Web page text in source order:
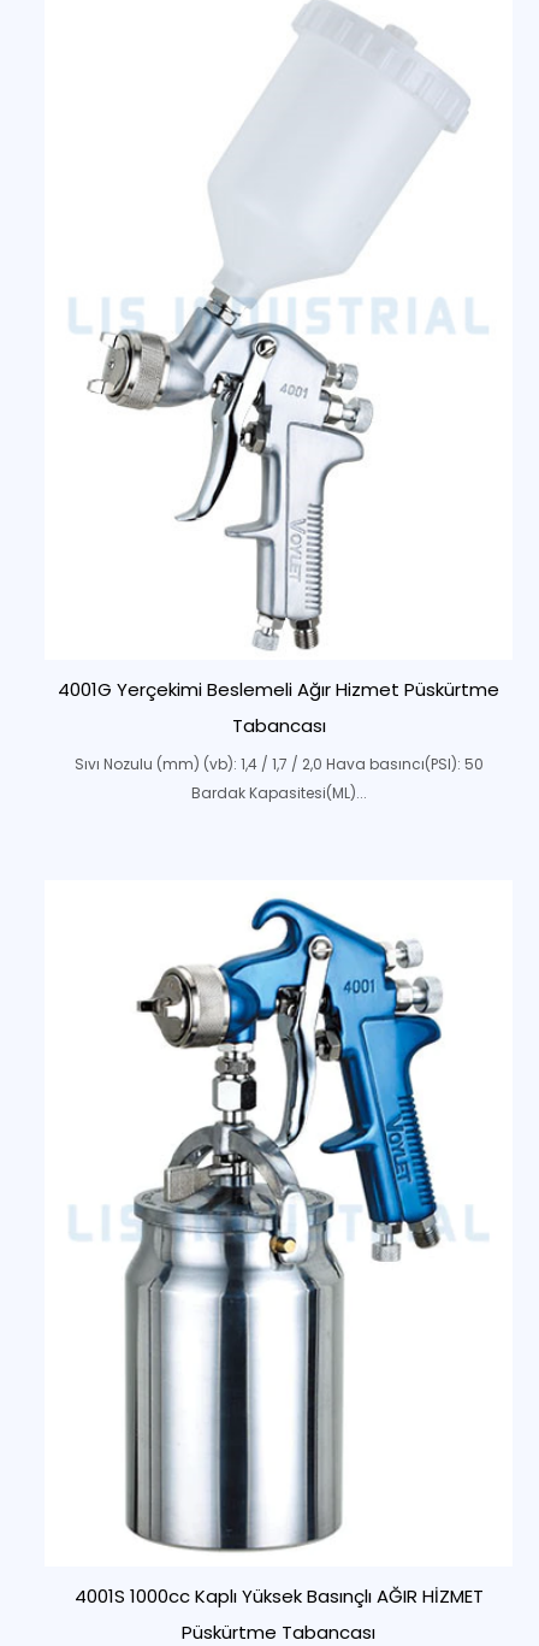
4001G Yerçekimi Beslemeli Ağır Hizmet Püskürtme
Tabancası
Sıvı Nozulu (mm) (vb): 1,4 / 1,7 / 2,0 Hava basıncı(PSI): 50
Bardak Kapasitesi(ML)...
4001S 1000cc Kaplı Yüksek Basınçlı AĞIR HİZMET
Püskürtme Tabancası